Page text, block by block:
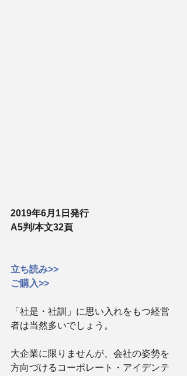
2019年6月1日発行
A5判/本文32頁
立ち読み>>
ご購入>>
「社是・社訓」に思い入れをもつ経営
者は当然多いでしょう。
大企業に限りませんが、会社の姿勢を
方向づけるコーポレート・アイデンテ